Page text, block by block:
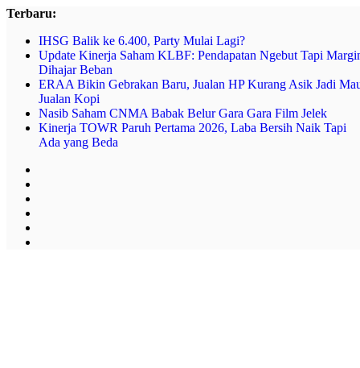
Skip
content
Terbaru:
IHSG Balik ke 6.400, Party Mulai Lagi?
Update Kinerja Saham KLBF: Pendapatan Ngebut Tapi
Dihajar Beban
ERAA Bikin Gebrakan Baru, Jualan HP Kurang Asik Jadi
Jualan Kopi
Nasib Saham CNMA Babak Belur Gara Gara Film Jelek
Kinerja TOWR Paruh Pertama 2026, Laba Bersih Naik Tapi
Ada yang Beda